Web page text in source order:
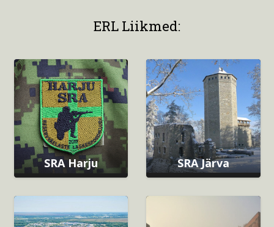
ERL Liikmed:
SRA Harju SRA Järva